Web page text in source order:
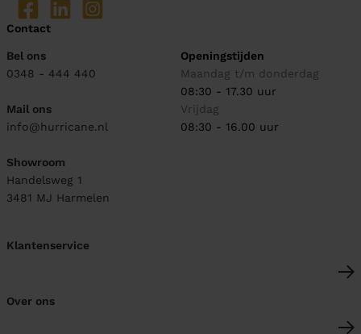
Contact
Bel ons
0348 - 444 440
Mail ons
info@hurricane.nl
Showroom
Handelsweg 1
3481 MJ Harmelen
Openingstijden
Maandag t/m donderdag
08:30 - 17.30 uur
Vrijdag
08:30 - 16.00 uur
Klantenservice
Over ons